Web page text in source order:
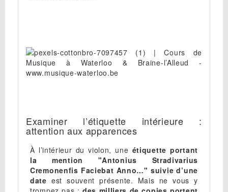
Examiner l’étiquette intérieure :
attention aux apparences
À l’intérieur du violon, une étiquette portant
la mention "Antonius Stradivarius
Cremonenfis Faciebat Anno…" suivie d’une
date est souvent présente. Mais ne vous y